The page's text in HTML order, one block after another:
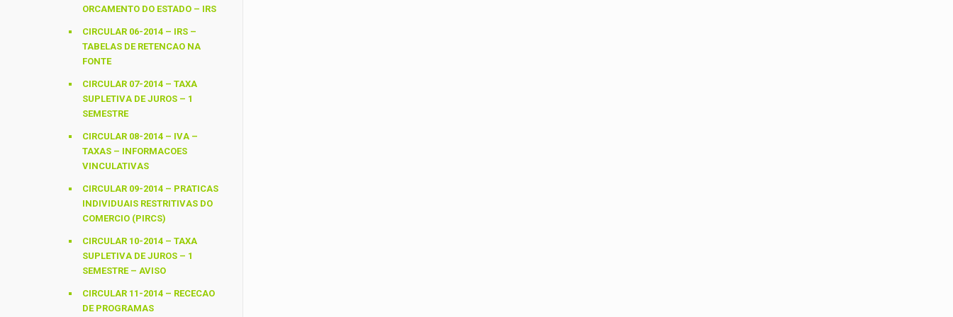
ORCAMENTO DO ESTADO – IRS
CIRCULAR 06-2014 – IRS –
TABELAS DE RETENCAO NA
FONTE
CIRCULAR 07-2014 – TAXA
SUPLETIVA DE JUROS – 1
SEMESTRE
CIRCULAR 08-2014 – IVA –
TAXAS – INFORMACOES
VINCULATIVAS
CIRCULAR 09-2014 – PRATICAS
INDIVIDUAIS RESTRITIVAS DO
COMERCIO (PIRCS)
CIRCULAR 10-2014 – TAXA
SUPLETIVA DE JUROS – 1
SEMESTRE – AVISO
CIRCULAR 11-2014 – RECECAO
DE PROGRAMAS